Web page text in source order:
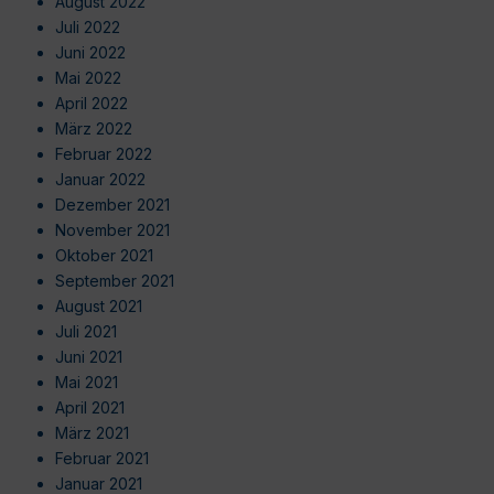
Juli 2022
Juni 2022
Mai 2022
April 2022
März 2022
Februar 2022
Januar 2022
Dezember 2021
November 2021
Oktober 2021
September 2021
August 2021
Juli 2021
Juni 2021
Mai 2021
April 2021
März 2021
Februar 2021
Januar 2021